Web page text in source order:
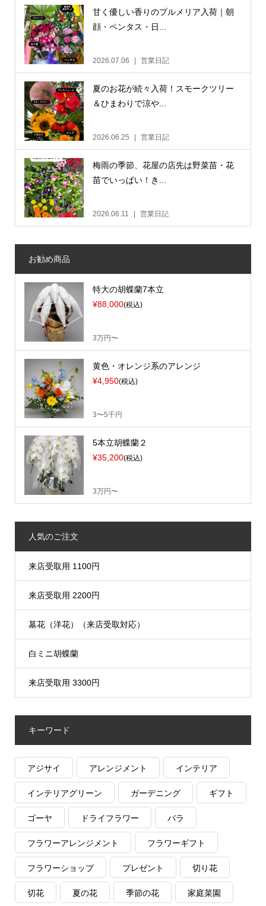
甘く優しい香りのプルメリア入荷｜朝
顔・ペンタス・日...
2026.07.06 営業日記
夏のお花が続々入荷！スモークツリー
＆ひまわりで涼や...
2026.06.25 営業日記
梅雨の季節、花屋の店先は野菜苗・花
苗でいっぱい！き...
2026.06.11 営業日記
お勧め商品
特大の胡蝶蘭7本立
¥88,000(税込)
3万円〜
黄色・オレンジ系のアレンジ
¥4,950(税込)
3〜5千円
5本立胡蝶蘭２
¥35,200(税込)
3万円〜
人気のご注文
来店受取用 1100円
来店受取用 2200円
墓花（洋花）（来店受取対応）
白ミニ胡蝶蘭
来店受取用 3300円
キーワード
アジサイ アレンジメント インテリア
インテリアグリーン ガーデニング ギフト
ゴーヤ ドライフラワー バラ
フラワーアレンジメント フラワーギフト
フラワーショップ プレゼント 切り花
切花 夏の花 季節の花 家庭菜園